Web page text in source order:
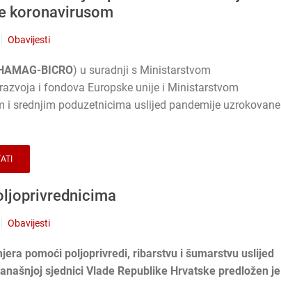
koronavirusom
Obavijesti
BICRO) u suradnji s Ministarstvom
i fondova Europske unije i Ministarstvom
i srednjim poduzetnicima uslijed pandemije uzrokovane
Obavijesti
pomoći poljoprivredi, ribarstvu i šumarstvu uslijed
sjednici Vlade Republike Hrvatske predložen je